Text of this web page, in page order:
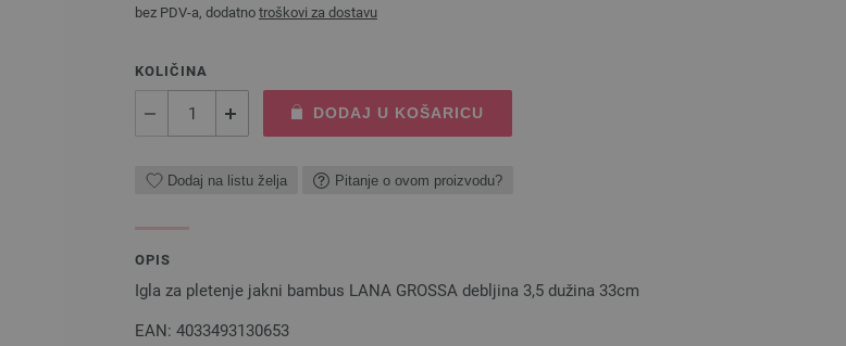
bez PDV-a, dodatno troškovi za dostavu
KOLIČINA
DODAJ U KOŠARICU
Dodaj na listu želja Pitanje o ovom proizvodu?
OPIS
Igla za pletenje jakni bambus LANA GROSSA debljina 3,5 dužina 33cm
EAN: 4033493130653